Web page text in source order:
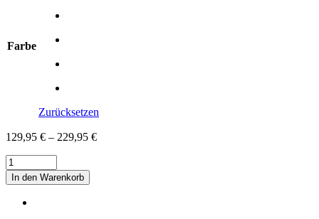
Farbe
Zurücksetzen
129,95 € – 229,95 €
ARES
VISCO
Orthopädisches
Hundebett
In den Warenkorb